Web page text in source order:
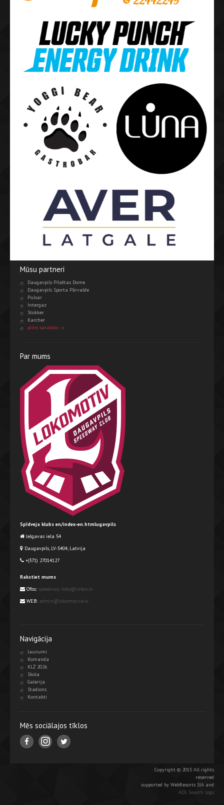
Mūsu partneri
Daugavpils Pilsētas Dome
Daugavpils Sporta Pārvalde
Pulsar
Intergaz
Stokker
Karcher
pilns saraksts →
Par mums
Spīdveja klubs en/index-en.htmlugavpils
Jelgavas iela 54
Daugavpils, LV-5404, Latvija
+(371) 27014127
Rakstiet mums
Ofiss: speedway-loko@inbox.lv
WEB: admin@lokomotive.lv
Navigācija
Jaunumi
Komanda
KLŻ 2026
Skola
Galerija
Stadions
Kontakti
Mēs sociālajos tīklos
Copyright © 2015 All rights
reserved
supported by WebResorts SIA and
AOL Search Logs